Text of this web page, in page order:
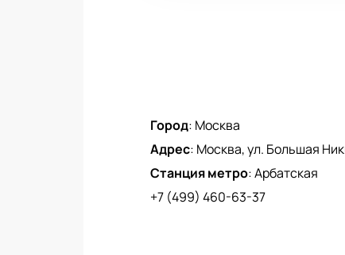
Город: Москва
Адрес: Москва, ул. Большая
Станция метро:Арбатская
+7 (499) 460-63-37